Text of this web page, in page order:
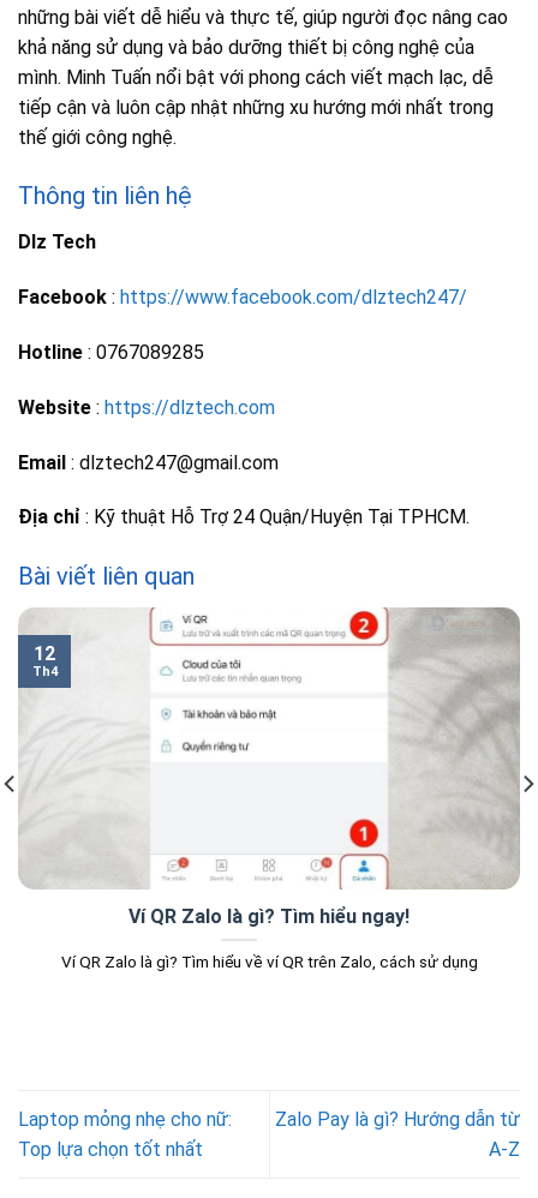
những bài viết dễ hiểu và thực tế, giúp người đọc nâng cao
khả năng sử dụng và bảo dưỡng thiết bị công nghệ của
mình. Minh Tuấn nổi bật với phong cách viết mạch lạc, dễ
tiếp cận và luôn cập nhật những xu hướng mới nhất trong
thế giới công nghệ.
Thông tin liên hệ
Dlz Tech
Facebook : https://www.facebook.com/dlztech247/
Hotline : 0767089285
Website : https://dlztech.com
Email : dlztech247@gmail.com
Địa chỉ : Kỹ thuật Hỗ Trợ 24 Quận/Huyện Tại TPHCM.
Bài viết liên quan
Ví QR Zalo là gì? Tìm hiểu ngay!
Ví QR Zalo là gì? Tìm hiểu về ví QR trên Zalo, cách sử dụng
12
Th4
Laptop mỏng nhẹ cho nữ:
Top lựa chọn tốt nhất
Zalo Pay là gì? Hướng dẫn từ
A-Z